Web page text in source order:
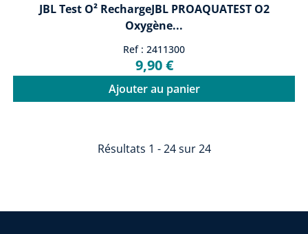
JBL Test O² RechargeJBL PROAQUATEST O2
Oxygène...
Ref : 2411300
9,90 €
Ajouter au panier
Résultats 1 - 24 sur 24